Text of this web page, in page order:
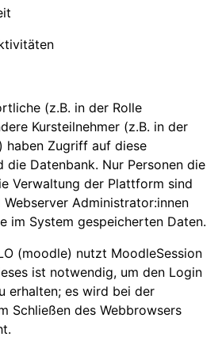
(z.B. in der Rolle
Kursteilnehmer (z.B. in der
haben Zugriff auf diese
die Datenbank. Nur Personen die
Verwaltung der Plattform sind
Administrator:innen
im System gespeicherten Daten.
(moodle) nutzt MoodleSession
ist notwendig, um den Login
erhalten; es wird bei der
Schließen des Webbrowsers